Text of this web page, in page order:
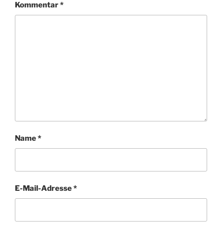
Kommentar*
Name*
E-Mail-Adresse*